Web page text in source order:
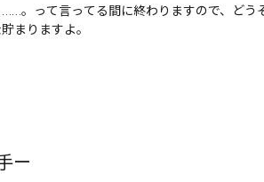
。って言ってる間に終わりますので、どう
まりますよ。
ー